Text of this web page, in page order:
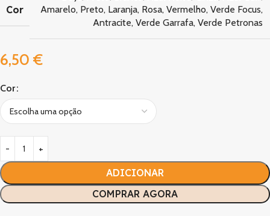
Cor
Amarelo, Preto, Laranja, Rosa, Vermelho, Verde Focus,
Antracite, Verde Garrafa, Verde Petronas
6,50 €
Cor
ADICIONAR
COMPRAR AGORA